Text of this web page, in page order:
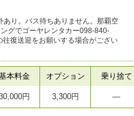
り。バス待ちありません。那覇空
グでゴーヤレンタカー098-840-
復送迎をお願いする場合がござい
本料金 オプション 乗り捨て
円 3,300円 ―